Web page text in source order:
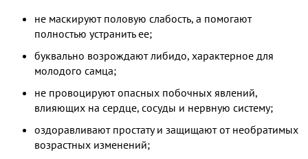
не маскируют половую слабость, а помогают
полностью устранить ее;
буквально возрождают либидо, характерное для
молодого самца;
не провоцируют опасных побочных явлений,
влияющих на сердце, сосуды и нервную систему;
оздоравливают простату и защищают от необратимых
возрастных изменений;